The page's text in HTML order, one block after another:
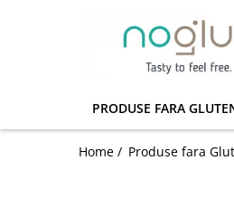
Cereale fara gluten
Faina fara gluten
PRODUSE FARA
Home / Produse fara